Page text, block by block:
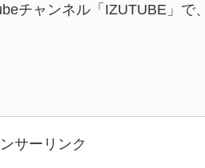
チャンネル「IZUTUBE」で
サーリンク